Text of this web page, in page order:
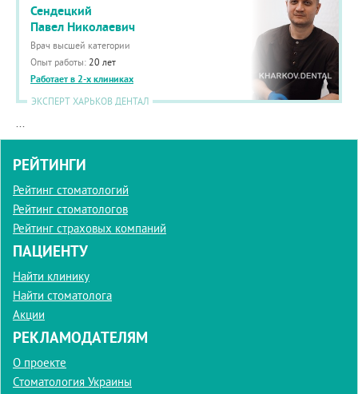
Сендецкий
Павел Николаевич
Врач высшей категории
Опыт работы: 20 лет
Работает в 2-х клиниках
ЭКСПЕРТ ХАРЬКОВ ДЕНТАЛ
...
РЕЙТИНГИ
Рейтинг стоматологий
Рейтинг стоматологов
Рейтинг страховых компаний
ПАЦИЕНТУ
Найти клинику
Найти стоматолога
Акции
РЕКЛАМОДАТЕЛЯМ
О проекте
Стоматология Украины